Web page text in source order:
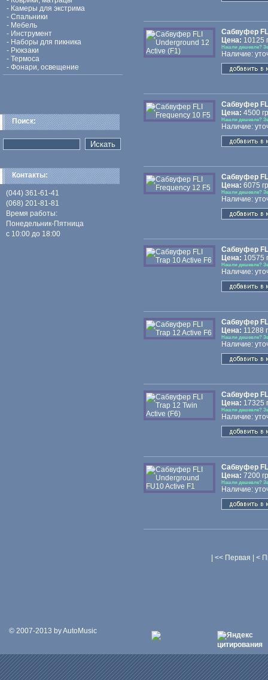
- Камеры для экстрима
- Спальники
- Мебель
- Инструмент
- Наборы для пикника
- Рюкзаки
- Термоса
- Фонари, освещение
Поиск:
Контакты:
(044) 361-61-41
(068) 201-81-81
Время работы:
Понедельник-Пятница
с 10:00 до 18:00
Сабвуфер
Цена: 10125
Нашли дешевле?
Наличие:
Сабвуфер
Цена: 4500
Нашли дешевле?
Наличие:
Сабвуфер
Цена: 6075
Нашли дешевле?
Наличие:
Сабвуфер
Цена: 10575
Нашли дешевле?
Наличие:
Сабвуфер
Цена: 11288
Нашли дешевле?
Наличие:
Сабвуфер
Цена: 17325
Нашли дешевле?
Наличие:
Сабвуфер
Цена: 7200
Нашли дешевле?
Наличие:
| << Первая | <
© 2007-2013 by AutoMusic